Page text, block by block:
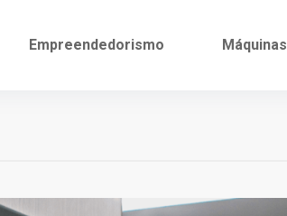
Empreendedorismo Máquinas